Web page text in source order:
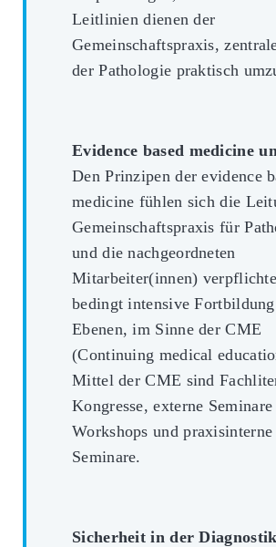
Leitlinien dienen der
Gemeinschaftspraxis,
der Pathologie praktisch
Evidence based medicine
Den Prinzipen der evidence
medicine fühlen sich die
Gemeinschaftspraxis für
und die nachgeordneten
Mitarbeiter(innen)
bedingt intensive
Ebenen, im Sinne der CME
(Continuing medical
Mittel der CME sind
Kongresse, externe
Workshops und praxisinterne
Seminare.
Sicherheit in der Diagnostik